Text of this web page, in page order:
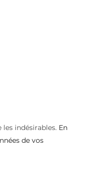
indésirables. En
de vos